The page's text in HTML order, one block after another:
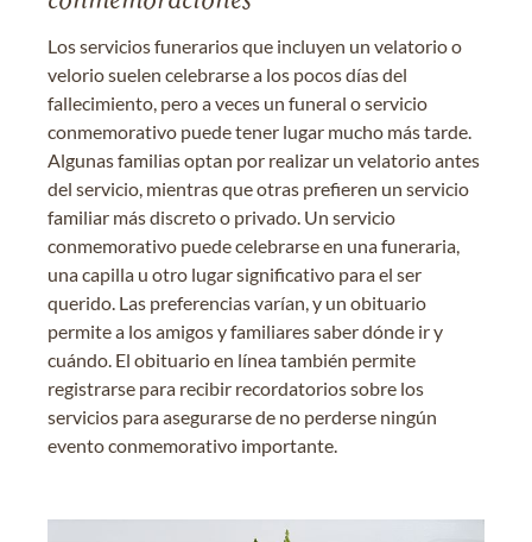
Los servicios funerarios que incluyen un velatorio o
velorio suelen celebrarse a los pocos días del
fallecimiento, pero a veces un funeral o servicio
conmemorativo puede tener lugar mucho más tarde.
Algunas familias optan por realizar un velatorio antes
del servicio, mientras que otras prefieren un servicio
familiar más discreto o privado. Un servicio
conmemorativo puede celebrarse en una funeraria,
una capilla u otro lugar significativo para el ser
querido. Las preferencias varían, y un obituario
permite a los amigos y familiares saber dónde ir y
cuándo. El obituario en línea también permite
registrarse para recibir recordatorios sobre los
servicios para asegurarse de no perderse ningún
evento conmemorativo importante.